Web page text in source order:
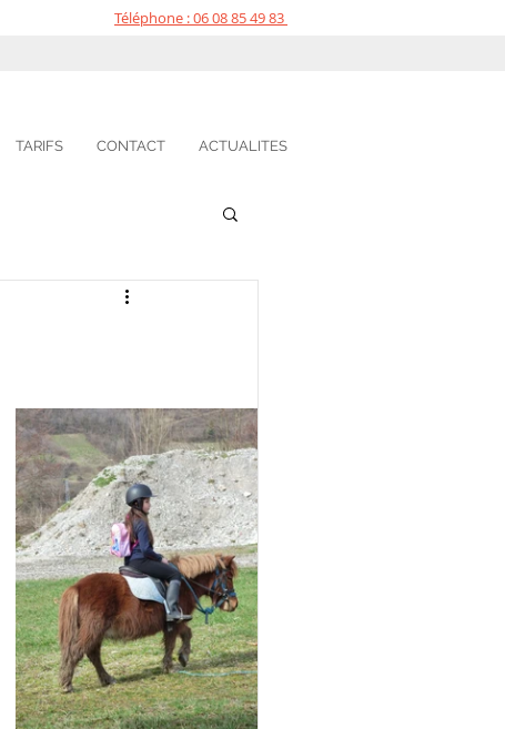
Téléphone : 06 08 85 49 83
TARIFS CONTACT ACTUALITES